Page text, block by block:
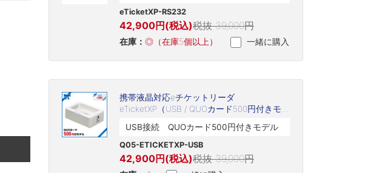
eTicketXP-RS232
42,900円(税込)税抜 39,000円
在庫： ◎（在庫5個以上） 一緒に購入
携帯液晶対応eチケットリーダ
eTicketXP（USB / QUOカード500円付きモデ
ル / Q05-ETICKETXP-USB）
USB接続 QUOカード500円付きモデル
Q05-ETICKETXP-USB
42,900円(税込)税抜 39,000円